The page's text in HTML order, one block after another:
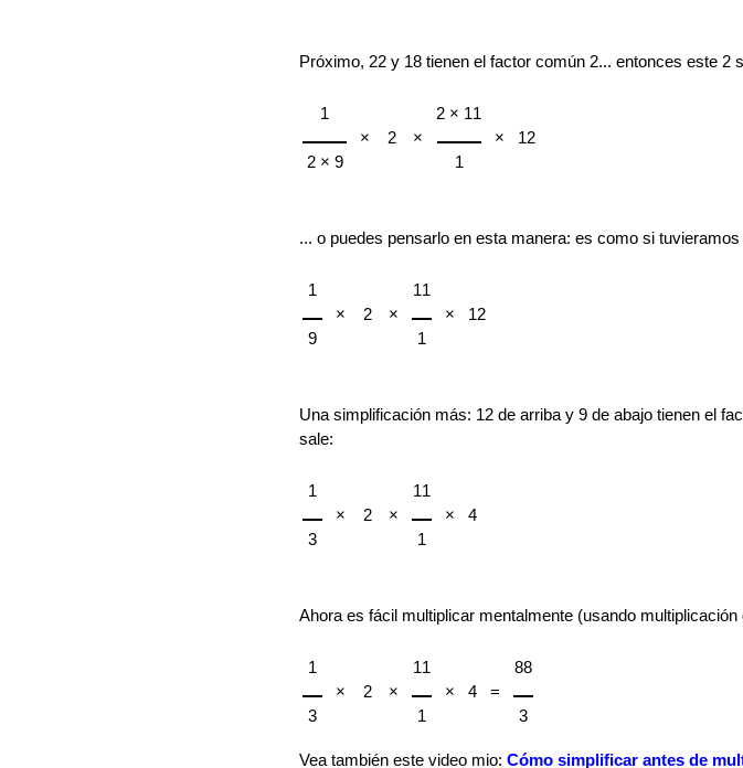
Próximo, 22 y 18 tienen el factor común 2... entonces este 2
1
2 × 9
× 2 ×
2 × 11
1
× 12
... o puedes pensarlo en esta manera: es como si
1
9
× 2 ×
11
1
× 12
Una simplificación más: 12 de arriba y 9 de abajo tienen el
sale:
1
3
× 2 ×
11
1
× 4
Ahora es fácil multiplicar mentalmente (usando
1
3
× 2 ×
11
1
× 4 =
88
3
Vea también este video mio: Cómo simplificar antes de